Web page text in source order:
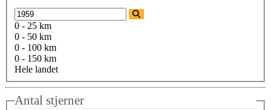
0 - 25 km
0 - 50 km
0 - 100 km
0 - 150 km
Hele landet
Antal stjerner